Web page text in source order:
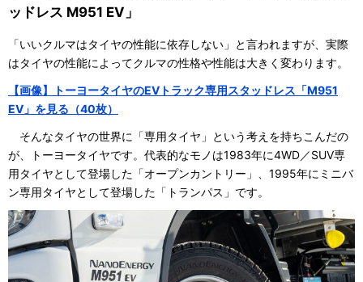
ッドレス M951 EV」
「いいクルマはタイヤの性能に依存しない」と言われますが、実際
はタイヤの性能によってクルマの性格や性能は大きく変わります。
【画像】トーヨータイヤのEVトラック専用スタッドレス「M951
EV」を見る（40枚）
そんなタイヤの世界に「専用タイヤ」という考えを持ちこんだの
が、トーヨータイヤです。代表的なモノは1983年に4WD／SUV専
用タイヤとして登場した「オープンカントリー」、1995年にミニバ
ン専用タイヤとして登場した「トランパス」です。